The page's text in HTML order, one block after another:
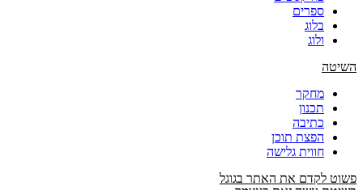
ספרים
בלוג
ולוג
השיטה
מחקר
תכנון
כתיבה
הפצת תוכן
חווית גלישה
פשוט לקדם את האתר בגוגל